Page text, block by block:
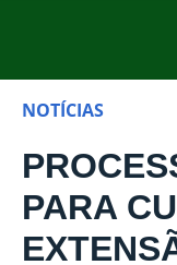
NOTÍCIAS
PARA